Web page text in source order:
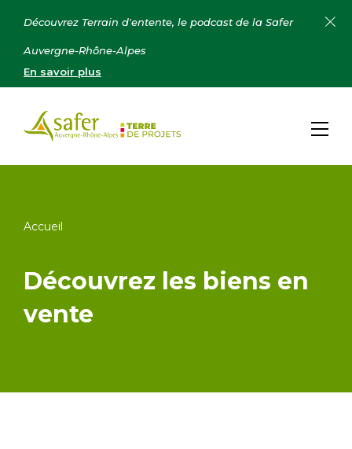
Découvrez Terrain d'entente, le podcast de la Safer
Auvergne-Rhône-Alpes
En savoir plus
Accueil
Découvrez les biens en
vente